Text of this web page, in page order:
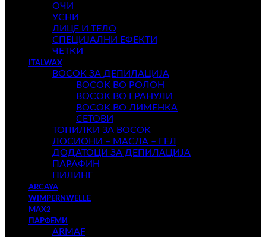
ОЧИ
УСНИ
ЛИЦЕ И ТЕЛО
СПЕЦИЈАЛНИ ЕФЕКТИ
ЧЕТКИ
ITALWAX
ВОСОК ЗА ДЕПИЛАЦИЈА
ВОСОК ВО РОЛОН
ВОСОК ВО ГРАНУЛИ
ВОСОК ВО ЛИМЕНКА
СЕТОВИ
ТОПИЛКИ ЗА ВОСОК
ЛОСИОНИ – МАСЛА – ГЕЛ
ДОДАТОЦИ ЗА ДЕПИЛАЦИЈА
ПАРАФИН
ПИЛИНГ
ARCAYA
WIMPERNWELLE
MAX2
ПАРФЕМИ
ARMAF